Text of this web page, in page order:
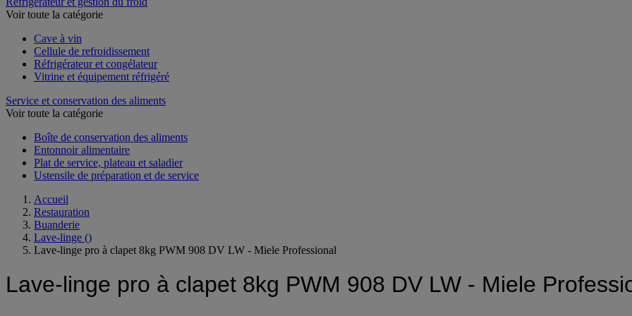
Réfrigérateur et gestion du froid
Cave à vin
Cellule de refroidissement
Réfrigérateur et congélateur
Service et conservation des aliments
Boîte de conservation des aliments
Entonnoir alimentaire
Plat de service, plateau et saladier
Accueil
Restauration
Buanderie
Lave-linge ()
Lave-linge pro à clapet 8kg PWM 908 DV LW - Miele